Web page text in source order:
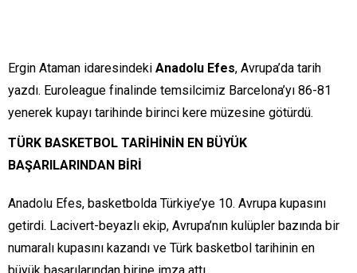
Ergin Ataman idaresindeki Anadolu Efes, Avrupa’da tarih
yazdı. Euroleague finalinde temsilcimiz Barcelona’yı 86-81
yenerek kupayı tarihinde birinci kere müzesine götürdü.
TÜRK BASKETBOL TARİHİNİN EN BÜYÜK
BAŞARILARINDAN BİRİ
Anadolu Efes, basketbolda Türkiye’ye 10. Avrupa kupasını
getirdi. Lacivert-beyazlı ekip, Avrupa’nın kulüpler bazında bir
numaralı kupasını kazandı ve Türk basketbol tarihinin en
büyük başarılarından birine imza attı.